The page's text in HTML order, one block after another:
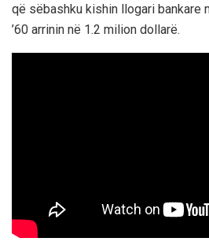
që sëbashku kishin llogari bankare
’60 arrinin në 1.2 milion dollarë.